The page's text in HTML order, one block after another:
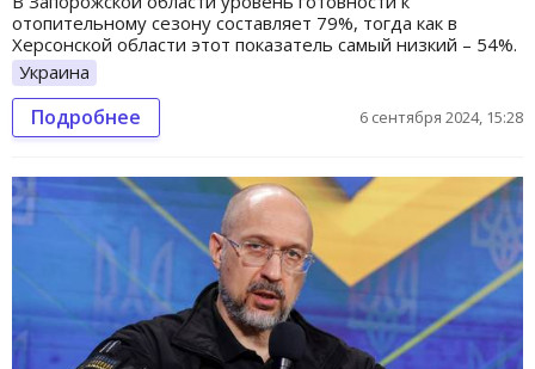
отопительному сезону составляет 79%, тогда как в
Херсонской области этот показатель самый низкий – 54%.
Украина
Подробнее 6 сентября 2024, 15:28